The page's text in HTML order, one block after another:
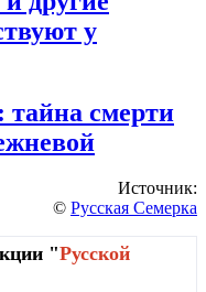
у
смерти
Источник:
© Русская Семерка
"Русской